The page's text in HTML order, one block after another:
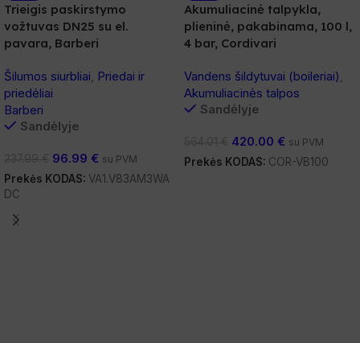
Trieigis paskirstymo
vožtuvas DN25 su el.
pavara, Barberi
Šilumos siurbliai Priedai ir
priedėliai
Barberi
Sandėlyje
96.99 € su PVM
Prekės KODAS: VA1.V83AM3WA
DC
Į Krepšelį
Akumuliacinė talpykla,
plieninė, pakabinama, 100 l,
4 bar, Cordivari
Vandens šildytuvai (boileriai)
Akumuliacinės talpos
Sandėlyje
420.00 € su PVM
Prekės KODAS: COR-VB100